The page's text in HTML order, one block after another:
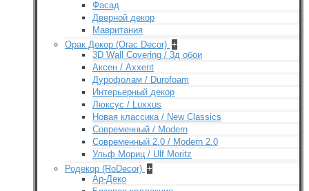
Фасад
Дверной декор
Мавритания
Орак Декор (Orac Decor) +
3D Wall Covering / 3д обои
Аксен / Axxent
Дурофолам / Durofoam
Интерьерный декор
Люксус / Luxxus
Новая классика / New Classics
Современный / Modern
Современный 2.0 / Modern 2.0
Ульф Мориц / Ulf Moritz
Родекор (RoDecor) +
Ар-Деко